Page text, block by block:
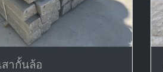
สากั้นล้อ